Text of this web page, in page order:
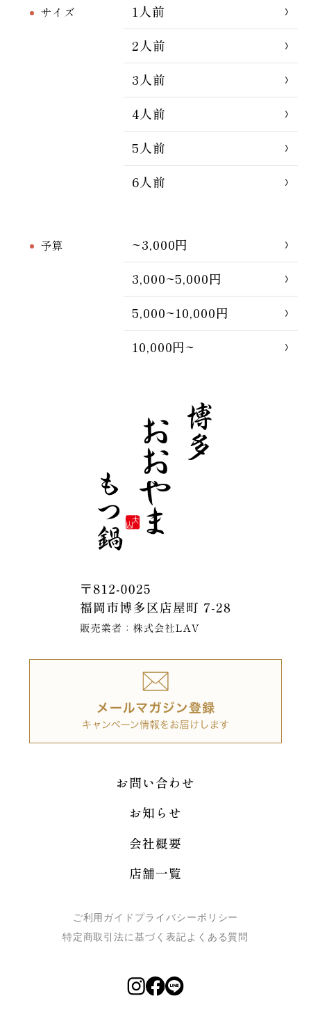
サイズ
1人前
2人前
3人前
4人前
5人前
6人前
予算
~3,000円
3,000~5,000円
5,000~10,000円
10,000円~
お問い合わせ
お知らせ
会社概要
店舗一覧
ご利用ガイド プライバシーポリシー
特定商取引法に基づく表記よくある質問